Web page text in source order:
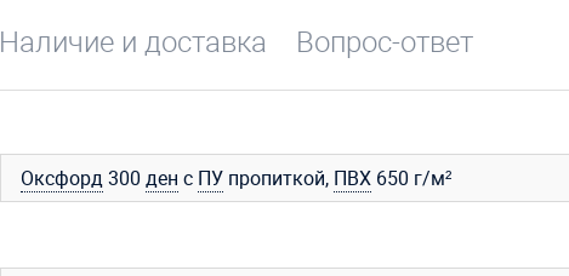
Наличие и доставка Вопрос-ответ
Оксфорд300 ден с ПУ пропиткой, ПВХ 650 г/м²